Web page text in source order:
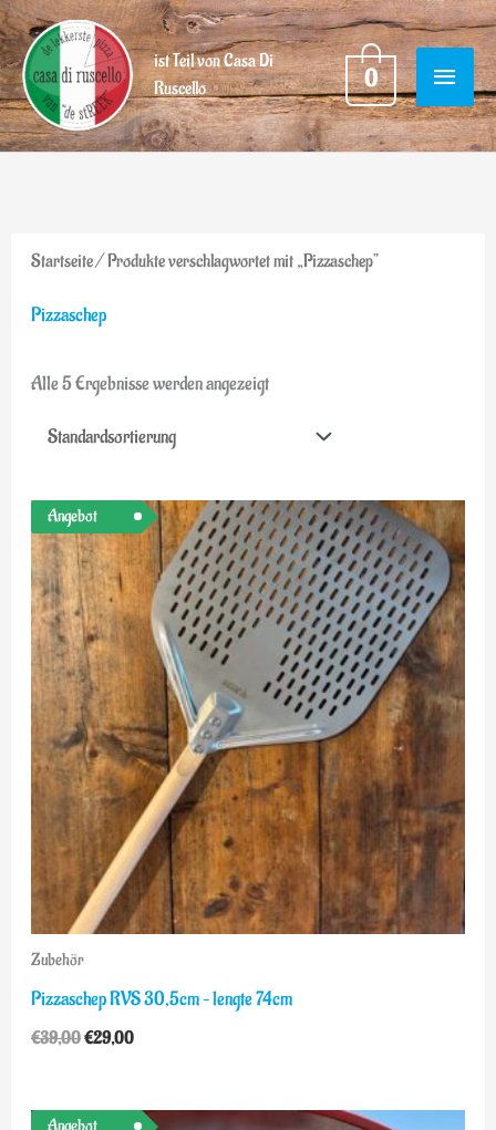
Ga
naar
de
inhoud
ist Teil von Casa Di
Ruscello
0
Startseite/ Produkte verschlagwortet mit „Pizzaschep“
Pizzaschep
Alle 5 Ergebnisse werden angezeigt
Angebot
Zubehör
Pizzaschep RVS 30,5cm – lengte 74cm
€39,00
Ursprünglicher
Preis
war:
€39,00
€29,00
Aktueller
Preis
ist:
€29,00.
Ursprünglicher
Aktueller